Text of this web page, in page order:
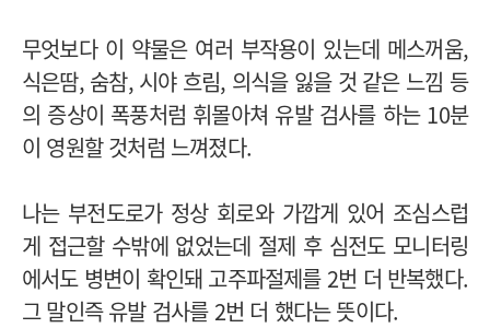
무엇보다 이 약물은 여러 부작용이 있는데 메스꺼움,
식은땀, 숨참, 시야 흐림, 의식을 잃을 것 같은 느낌 등
의 증상이 폭풍처럼 휘몰아쳐 유발 검사를 하는 10분
이 영원할 것처럼 느껴졌다.
나는 부전도로가 정상 회로와 가깝게 있어 조심스럽
게 접근할 수밖에 없었는데 절제 후 심전도 모니터링
에서도 병변이 확인돼 고주파절제를 2번 더 반복했다.
그 말인즉 유발 검사를 2번 더 했다는 뜻이다.